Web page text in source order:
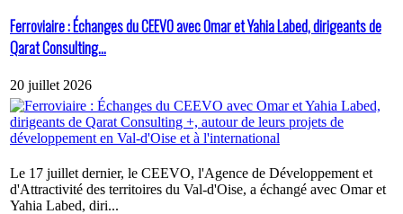
Ferroviaire : Échanges du CEEVO avec Omar et Yahia Labed, dirigeants de
Qarat Consulting...
20 juillet 2026
Le 17 juillet dernier, le CEEVO, l'Agence de Développement et
d'Attractivité des territoires du Val-d'Oise, a échangé avec Omar et
Yahia Labed, diri...